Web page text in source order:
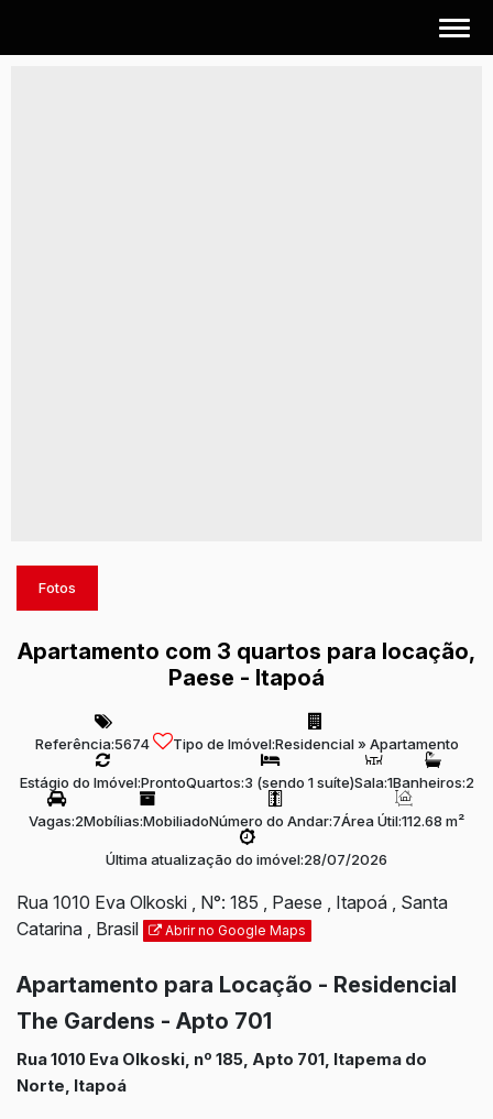
Fotos
Apartamento com 3 quartos para locação,
Paese - Itapoá
Referência:5674 Tipo de Imóvel:Residencial» Apartamento
Estágio do Imóvel:ProntoQuartos:3 (sendo 1 suíte)Sala:1Banheiros:2
Vagas:2Mobílias:MobiliadoNúmero do Andar:7Área Útil:112.68 m²
Última atualização do imóvel:28/07/2026
Rua 1010 Eva Olkoski , N°: 185 , Paese , Itapoá , Santa
Catarina , Brasil Abrir no Google Maps
Apartamento para Locação - Residencial
The Gardens - Apto 701
Rua 1010 Eva Olkoski, nº 185, Apto 701, Itapema do
Norte, Itapoá